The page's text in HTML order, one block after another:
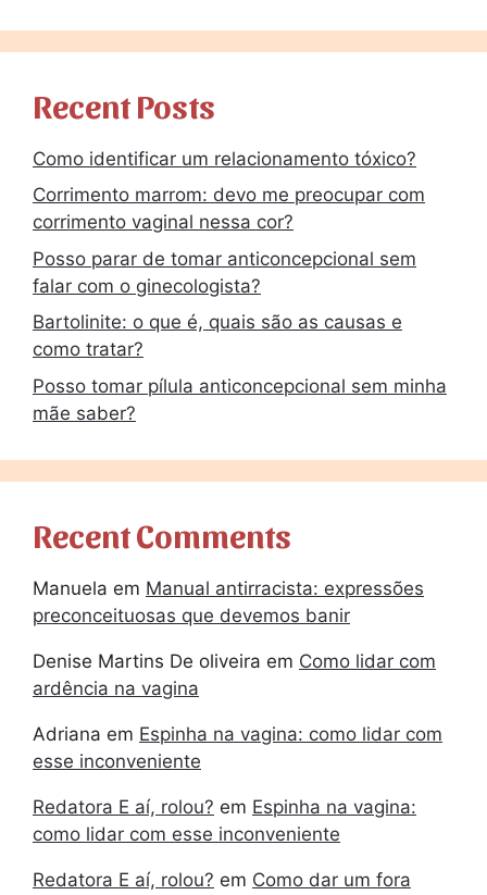
Recent Posts
Como identificar um relacionamento tóxico?
Corrimento marrom: devo me preocupar com
corrimento vaginal nessa cor?
Posso parar de tomar anticoncepcional sem
falar com o ginecologista?
Bartolinite: o que é, quais são as causas e
como tratar?
Posso tomar pílula anticoncepcional sem minha
mãe saber?
Recent Comments
Manuela em Manual antirracista: expressões
preconceituosas que devemos banir
Denise Martins De oliveira em Como lidar com
ardência na vagina
Adriana em Espinha na vagina: como lidar com
esse inconveniente
Redatora E aí, rolou? em Espinha na vagina:
como lidar com esse inconveniente
Redatora E aí, rolou? em Como dar um fora